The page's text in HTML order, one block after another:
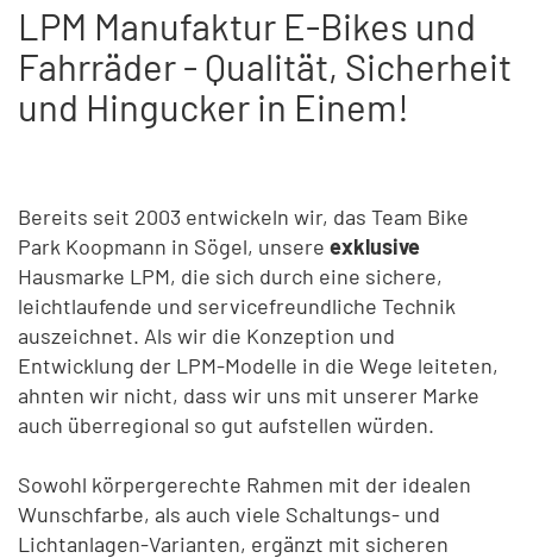
LPM Manufaktur E-Bikes und
Fahrräder - Qualität, Sicherheit
und Hingucker in Einem!
Bereits seit 2003 entwickeln wir, das Team Bike
Park Koopmann in Sögel, unsere exklusive
Hausmarke LPM, die sich durch eine sichere,
leichtlaufende und servicefreundliche Technik
auszeichnet. Als wir die Konzeption und
Entwicklung der LPM-Modelle in die Wege leiteten,
ahnten wir nicht, dass wir uns mit unserer Marke
auch überregional so gut aufstellen würden.
Sowohl körpergerechte Rahmen mit der idealen
Wunschfarbe, als auch viele Schaltungs- und
Lichtanlagen-Varianten, ergänzt mit sicheren